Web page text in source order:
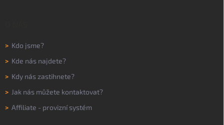
> Kdo jsme?
> Kde nás najdete?
> Kdy nás zastihnete?
> Jak nás můžete kontaktovat?
> Affiliate - provizní systém